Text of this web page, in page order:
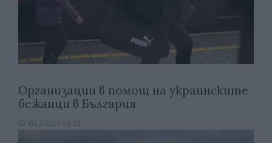
Организации в помощ на украинските
бежанци в България
07.03.2022 / 15:25